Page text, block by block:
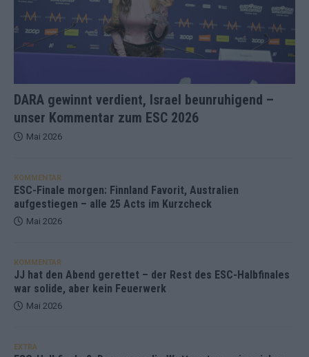
DARA gewinnt verdient, Israel beunruhigend –
unser Kommentar zum ESC 2026
Mai 2026
KOMMENTAR
ESC-Finale morgen: Finnland Favorit, Australien
aufgestiegen – alle 25 Acts im Kurzcheck
Mai 2026
KOMMENTAR
JJ hat den Abend gerettet – der Rest des ESC-Halbfinales
war solide, aber kein Feuerwerk
Mai 2026
EXTRA